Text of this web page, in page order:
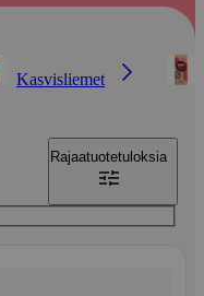
Kasvisliemet
Rajaatuotetuloksia